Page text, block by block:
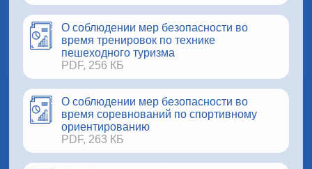
О соблюдении мер безопасности во
время тренировок по технике
пешеходного туризма
PDF, 256 КБ
О соблюдении мер безопасности во
время соревнований по спортивному
ориентированию
PDF, 263 КБ